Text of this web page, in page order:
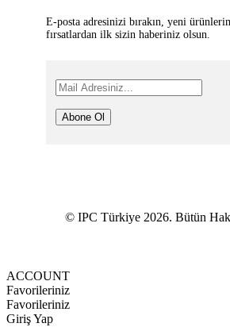
E-posta adresinizi bırakın, yeni
fırsatlardan ilk sizin haberiniz olsun.
Abone Ol
© IPC Türkiye 2026. Bütün
ACCOUNT
Favorileriniz
Favorileriniz
Giriş Yap